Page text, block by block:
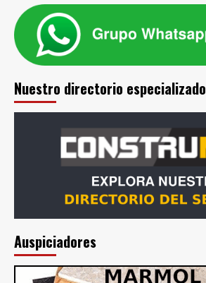
Nuestro directorio especializado
Auspiciadores